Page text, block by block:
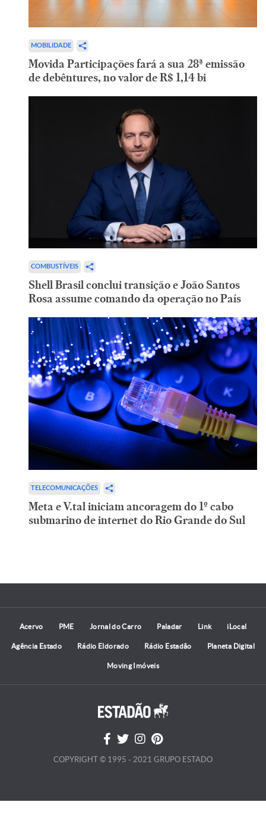
MOBILIDADE
Movida Participações fará a sua 28ª emissão
de debêntures, no valor de R$ 1,14 bi
COMBUSTÍVEIS
Shell Brasil conclui transição e João Santos
Rosa assume comando da operação no País
TELECOMUNICAÇÕES
Meta e V.tal iniciam ancoragem do 1º cabo
submarino de internet do Rio Grande do Sul
Acervo PME Jornal do Carro Paladar Link iLocal
Agência Estado Rádio Eldorado Rádio Estadão Planeta Digital
Moving Imóveis
COPYRIGHT © 1995 - 2021 GRUPO ESTADO